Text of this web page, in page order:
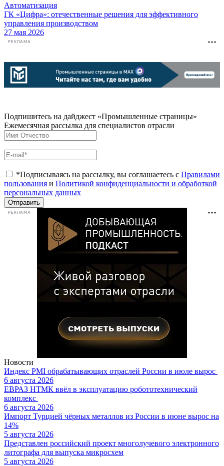
Автоматизация
ГК «Цифра»: отечественные решения для эффективного
управления производством
27 мая 2026
РЕКЛАМА
Подпишитесь на дайджест «Промышленные страницы»
Ежемесячная рассылка для специалистов отрасли
*Подписываясь на рассылку, вы соглашаетесь с Правилами
пользования и Политикой конфиденциальности и обработкой
персональных данных
Отправить
РЕКЛАМА
Новости
Индекс PMI обрабатывающих отраслей России в июле вырос
6 августа 2026
ЕВРАЗ НТМК ввёл в эксплуатацию робототехнический
комплекс
6 августа 2026
Импорт Турцией чёрных металлов из России в июне вырос на
14%
5 августа 2026
Представлен российский проект многолучевого электронного
литографа для выпуска микросхем
5 августа 2026